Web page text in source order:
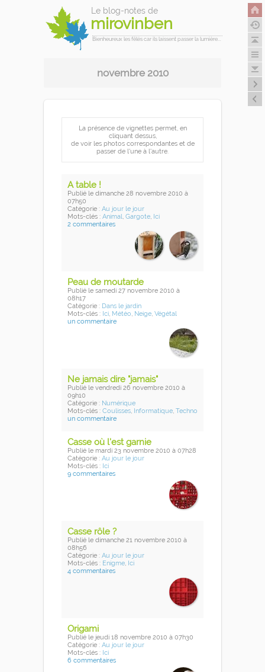
Le blog-notes de
mirovinben
Bienheureux les fêlés car ils laissent passer la lumière...
novembre 2010
La présence de vignettes permet, en
cliquant dessus,
de voir les photos correspondantes et de
passer de l'une à l'autre.
A table !
Publié le dimanche 28 novembre 2010 à
07h50
Catégorie : Au jour le jour
Mots-clés : Animal, Gargote, Ici
2 commentaires
Peau de moutarde
Publié le samedi 27 novembre 2010 à
08h17
Catégorie : Dans le jardin
Mots-clés : Ici, Météo, Neige, Végétal
un commentaire
Ne jamais dire "jamais"
Publié le vendredi 26 novembre 2010 à
09h10
Catégorie : Numérique
Mots-clés : Coulisses, Informatique, Techno
un commentaire
Casse où l'est garnie
Publié le mardi 23 novembre 2010 à 07h28
Catégorie : Au jour le jour
Mots-clés : Ici
9 commentaires
Casse rôle ?
Publié le dimanche 21 novembre 2010 à
08h56
Catégorie : Au jour le jour
Mots-clés : Enigme, Ici
4 commentaires
Origami
Publié le jeudi 18 novembre 2010 à 07h30
Catégorie : Au jour le jour
Mots-clés : Ici
6 commentaires